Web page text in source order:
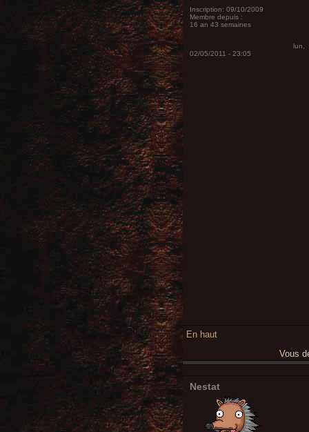
Inscription: 09/10/2009
Membre depuis :
16 an 43 semaines
lun,
02/05/2011 - 23:05
En haut
Vous
Nestat